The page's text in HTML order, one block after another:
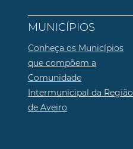
MUNICÍPIOS
Conheça os Municípios
que compõem a
Comunidade
Intermunicipal da Região
de Aveiro